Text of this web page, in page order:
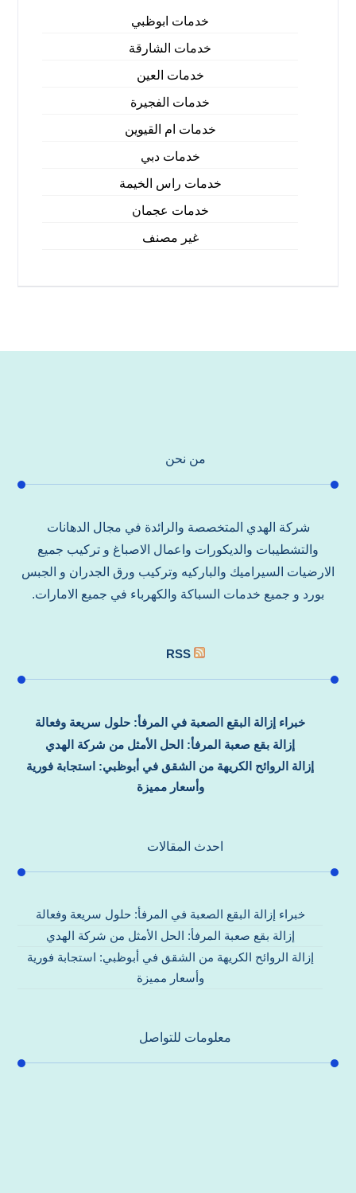
خدمات ابوظبي
خدمات الشارقة
خدمات العين
خدمات الفجيرة
خدمات ام القيوين
خدمات دبي
خدمات راس الخيمة
خدمات عجمان
غير مصنف
من نحن
شركة الهدي المتخصصة والرائدة في مجال الدهانات
والتشطيبات والديكورات واعمال الاصباغ و تركيب جميع
الارضيات السيراميك والباركيه وتركيب ورق الجدران و الجبس
بورد و جميع خدمات السباكة والكهرباء في جميع الامارات.
RSS
خبراء إزالة البقع الصعبة في المرفأ: حلول سريعة وفعالة
إزالة بقع صعبة المرفأ: الحل الأمثل من شركة الهدي
إزالة الروائح الكريهة من الشقق في أبوظبي: استجابة فورية
وأسعار مميزة
احدث المقالات
خبراء إزالة البقع الصعبة في المرفأ: حلول سريعة وفعالة
إزالة بقع صعبة المرفأ: الحل الأمثل من شركة الهدي
إزالة الروائح الكريهة من الشقق في أبوظبي: استجابة فورية
وأسعار مميزة
معلومات للتواصل